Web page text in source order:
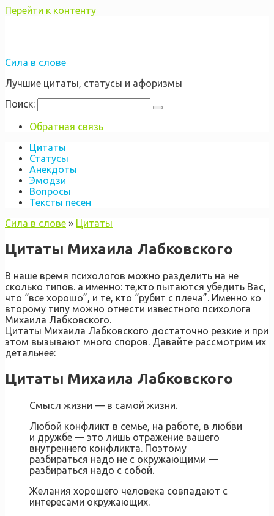
Перейти к контенту
Сила в слове
Лучшие цитаты, статусы и афоризмы
Поиск:
Обратная связь
Цитаты
Статусы
Анекдоты
Эмодзи
Вопросы
Тексты песен
Сила в слове » Цитаты
Цитаты Михаила Лабковского
В наше время психологов можно разделить на не
сколько типов. а именно: те,кто пытаются убедить Вас,
что “все хорошо”, и те, кто “рубит с плеча”. Именно ко
второму типу можно отнести известного психолога
Михаила Лабковского.
Цитаты Михаила Лабковского достаточно резкие и при
этом вызывают много споров. Давайте рассмотрим их
детальнее:
Цитаты Михаила Лабковского
Смысл жизни — в самой жизни.
Любой конфликт в семье, на работе, в любви
и дружбе — это лишь отражение вашего
внутреннего конфликта. Поэтому
разбираться надо не с окружающими —
разбираться надо с собой.
Желания хорошего человека совпадают с
интересами окружающих.